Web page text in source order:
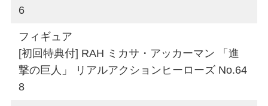
6
フィギュア
[初回特典付] RAH ミカサ・アッカーマン 「進
撃の巨人」 リアルアクションヒーローズ No.64
8